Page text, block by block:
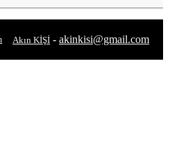
Akın KİŞİ - akinkisi@gmail.com